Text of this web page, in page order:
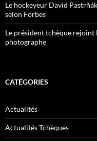
Le hockeyeur David
selon Forbes
Le président tchèque
photographe
CATÉGORIES
Actualités
Actualités Tchèques